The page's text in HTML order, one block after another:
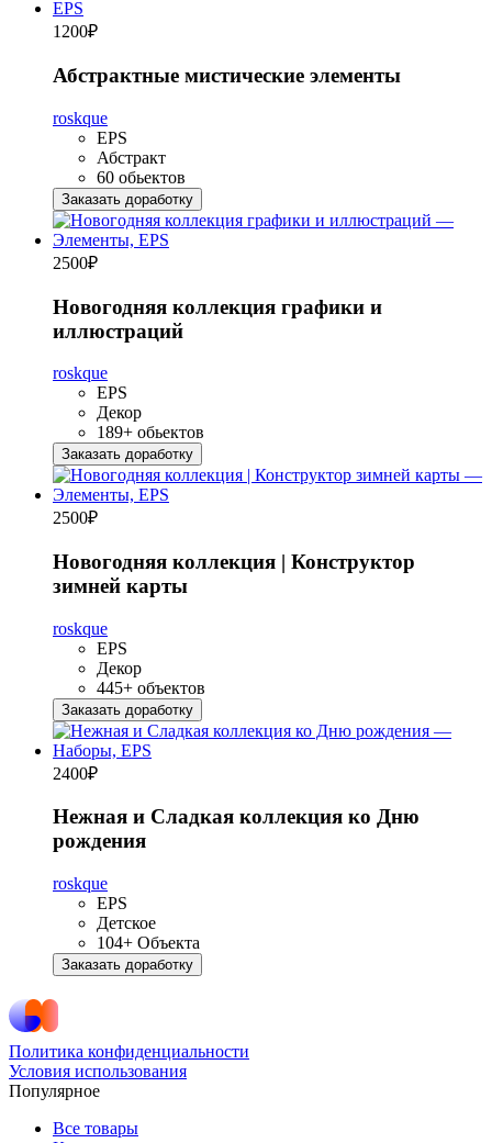
1200₽
Абстрактные мистические элементы
roskque
EPS
Абстракт
60 обьектов
Заказать доработку
2500₽
Новогодняя коллекция графики и
иллюстраций
roskque
EPS
Декор
189+ обьектов
Заказать доработку
2500₽
Новогодняя коллекция | Конструктор
зимней карты
roskque
EPS
Декор
445+ объектов
Заказать доработку
2400₽
Нежная и Сладкая коллекция ко Дню
рождения
roskque
EPS
Детское
104+ Объекта
Заказать доработку
Политика конфиденциальности
Условия использования
Популярное
Все товары